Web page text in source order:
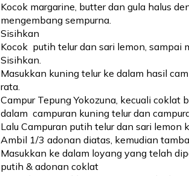
Kocok margarine, butter dan gula halus
mengembang sempurna.
Sisihkan
Kocok  putih telur dan sari lemon,
Sisihkan.
Masukkan kuning telur ke dalam hasil
rata.
Campur Tepung Yokozuna, kecuali coklat
dalam  campuran kuning telur dan
Lalu Campuran putih telur dan sari lemon
Ambil 1/3 adonan diatas, kemudian
Masukkan ke dalam loyang yang telah
putih & adonan coklat